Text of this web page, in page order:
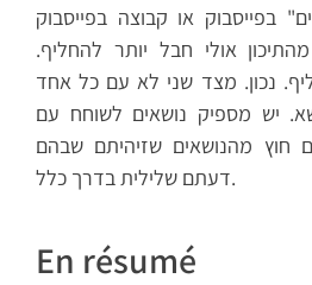
בפייסבוק או קבוצה בפייסבוק
אולי חבל יותר להחליף.
נכון. מצד שני לא עם כל אחד
יש מספיק נושאים לשוחח עם
חוץ מהנושאים שזיהיתם שבהם
דעתם שלילית בדרך כלל.
En résumé